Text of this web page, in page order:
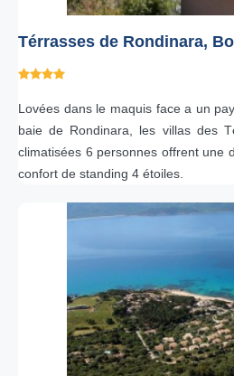
Térrasses de Rondinara,
Lovées dans le maquis face a un
baie de Rondinara, les villas des
climatisées 6 personnes offrent une
confort de standing 4 étoiles.